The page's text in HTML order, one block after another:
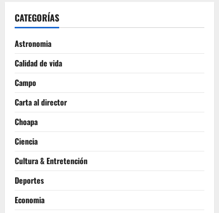
CATEGORÍAS
Astronomia
Calidad de vida
Campo
Carta al director
Choapa
Ciencia
Cultura & Entretención
Deportes
Economia